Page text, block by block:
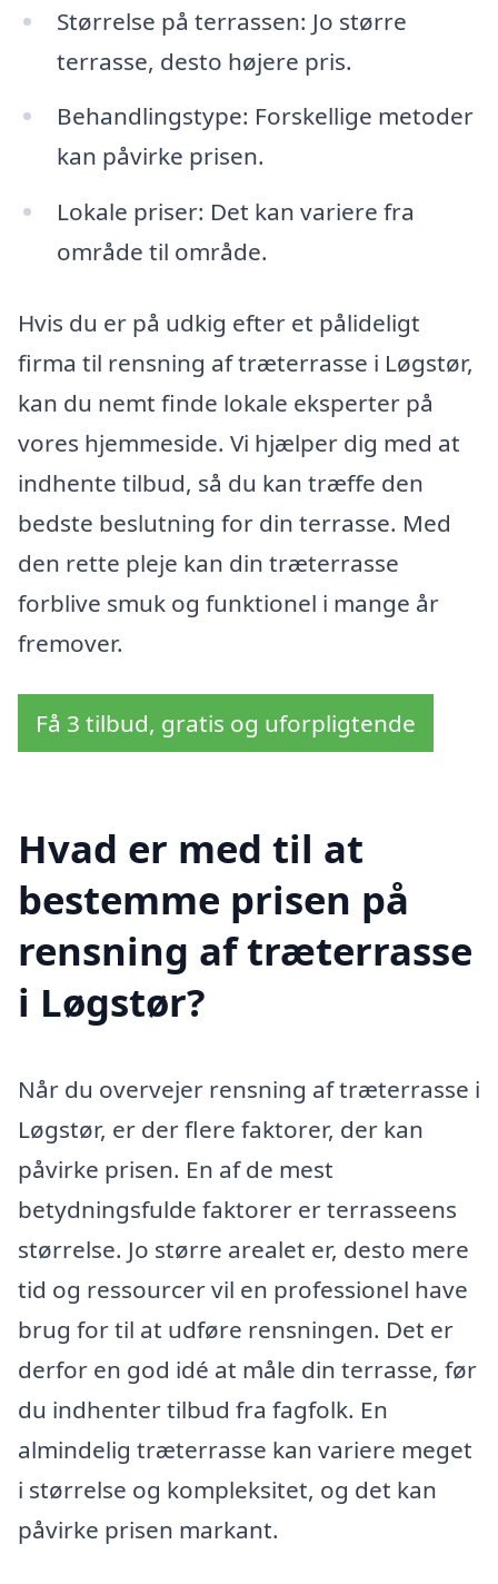
Størrelse på terrassen: Jo større
terrasse, desto højere pris.
Behandlingstype: Forskellige metoder
kan påvirke prisen.
Lokale priser: Det kan variere fra
område til område.
Hvis du er på udkig efter et pålideligt
firma til rensning af træterrasse i Løgstør,
kan du nemt finde lokale eksperter på
vores hjemmeside. Vi hjælper dig med at
indhente tilbud, så du kan træffe den
bedste beslutning for din terrasse. Med
den rette pleje kan din træterrasse
forblive smuk og funktionel i mange år
fremover.
Få 3 tilbud, gratis og uforpligtende
Hvad er med til at
bestemme prisen på
rensning af træterrasse
i Løgstør?
Når du overvejer rensning af træterrasse i
Løgstør, er der flere faktorer, der kan
påvirke prisen. En af de mest
betydningsfulde faktorer er terrasseens
størrelse. Jo større arealet er, desto mere
tid og ressourcer vil en professionel have
brug for til at udføre rensningen. Det er
derfor en god idé at måle din terrasse, før
du indhenter tilbud fra fagfolk. En
almindelig træterrasse kan variere meget
i størrelse og kompleksitet, og det kan
påvirke prisen markant.